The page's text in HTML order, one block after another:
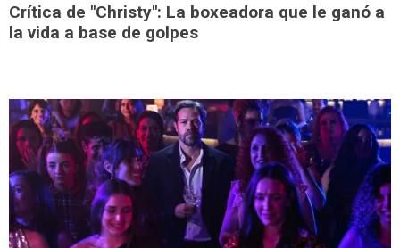
Crítica de "Christy": La boxeadora que le ganó a
la vida a base de golpes